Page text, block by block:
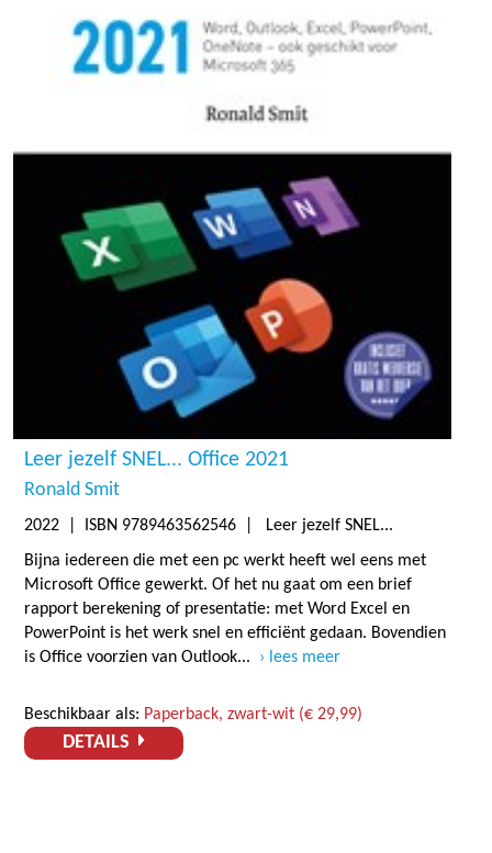
Leer jezelf SNEL... Office 2021
Ronald Smit
2022 | ISBN 9789463562546 | Leer jezelf SNEL...
Bijna iedereen die met een pc werkt heeft wel eens met
Microsoft Office gewerkt. Of het nu gaat om een brief
rapport berekening of presentatie: met Word Excel en
PowerPoint is het werk snel en efficiënt gedaan. Bovendien
is Office voorzien van Outlook...
lees meer
Beschikbaar als: Paperback, zwart-wit (€ 29,99)
DETAILS